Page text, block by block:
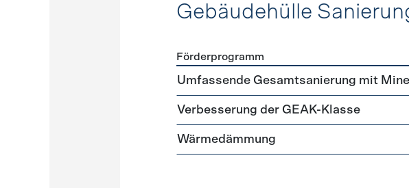
Gebäudehülle
Förderprogramme Gebäudehülle Sanierung
Förderprogramm
Umfassende Gesamtsanierung mit
Verbesserung der GEAK-Klasse
Wärmedämmung